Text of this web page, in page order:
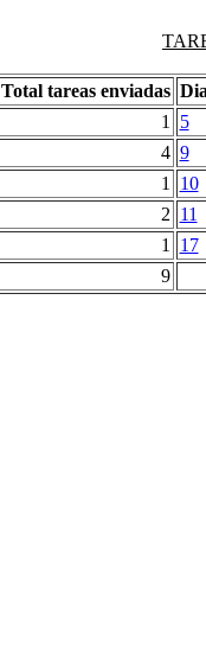
Total tareas enviadas
1
5
4 9
1
10
2 11
1
17
9